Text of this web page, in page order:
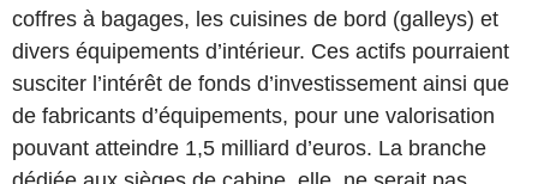
coffres à bagages, les cuisines de bord (galleys) et
divers équipements d’intérieur. Ces actifs pourraient
susciter l’intérêt de fonds d’investissement ainsi que
de fabricants d’équipements, pour une valorisation
pouvant atteindre 1,5 milliard d’euros. La branche